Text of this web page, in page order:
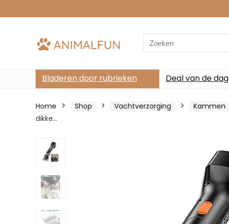
Search
for:
Bladeren door rubrieken Deal van de dag
Home Shop Vachtverzorging Kammen
dikke…